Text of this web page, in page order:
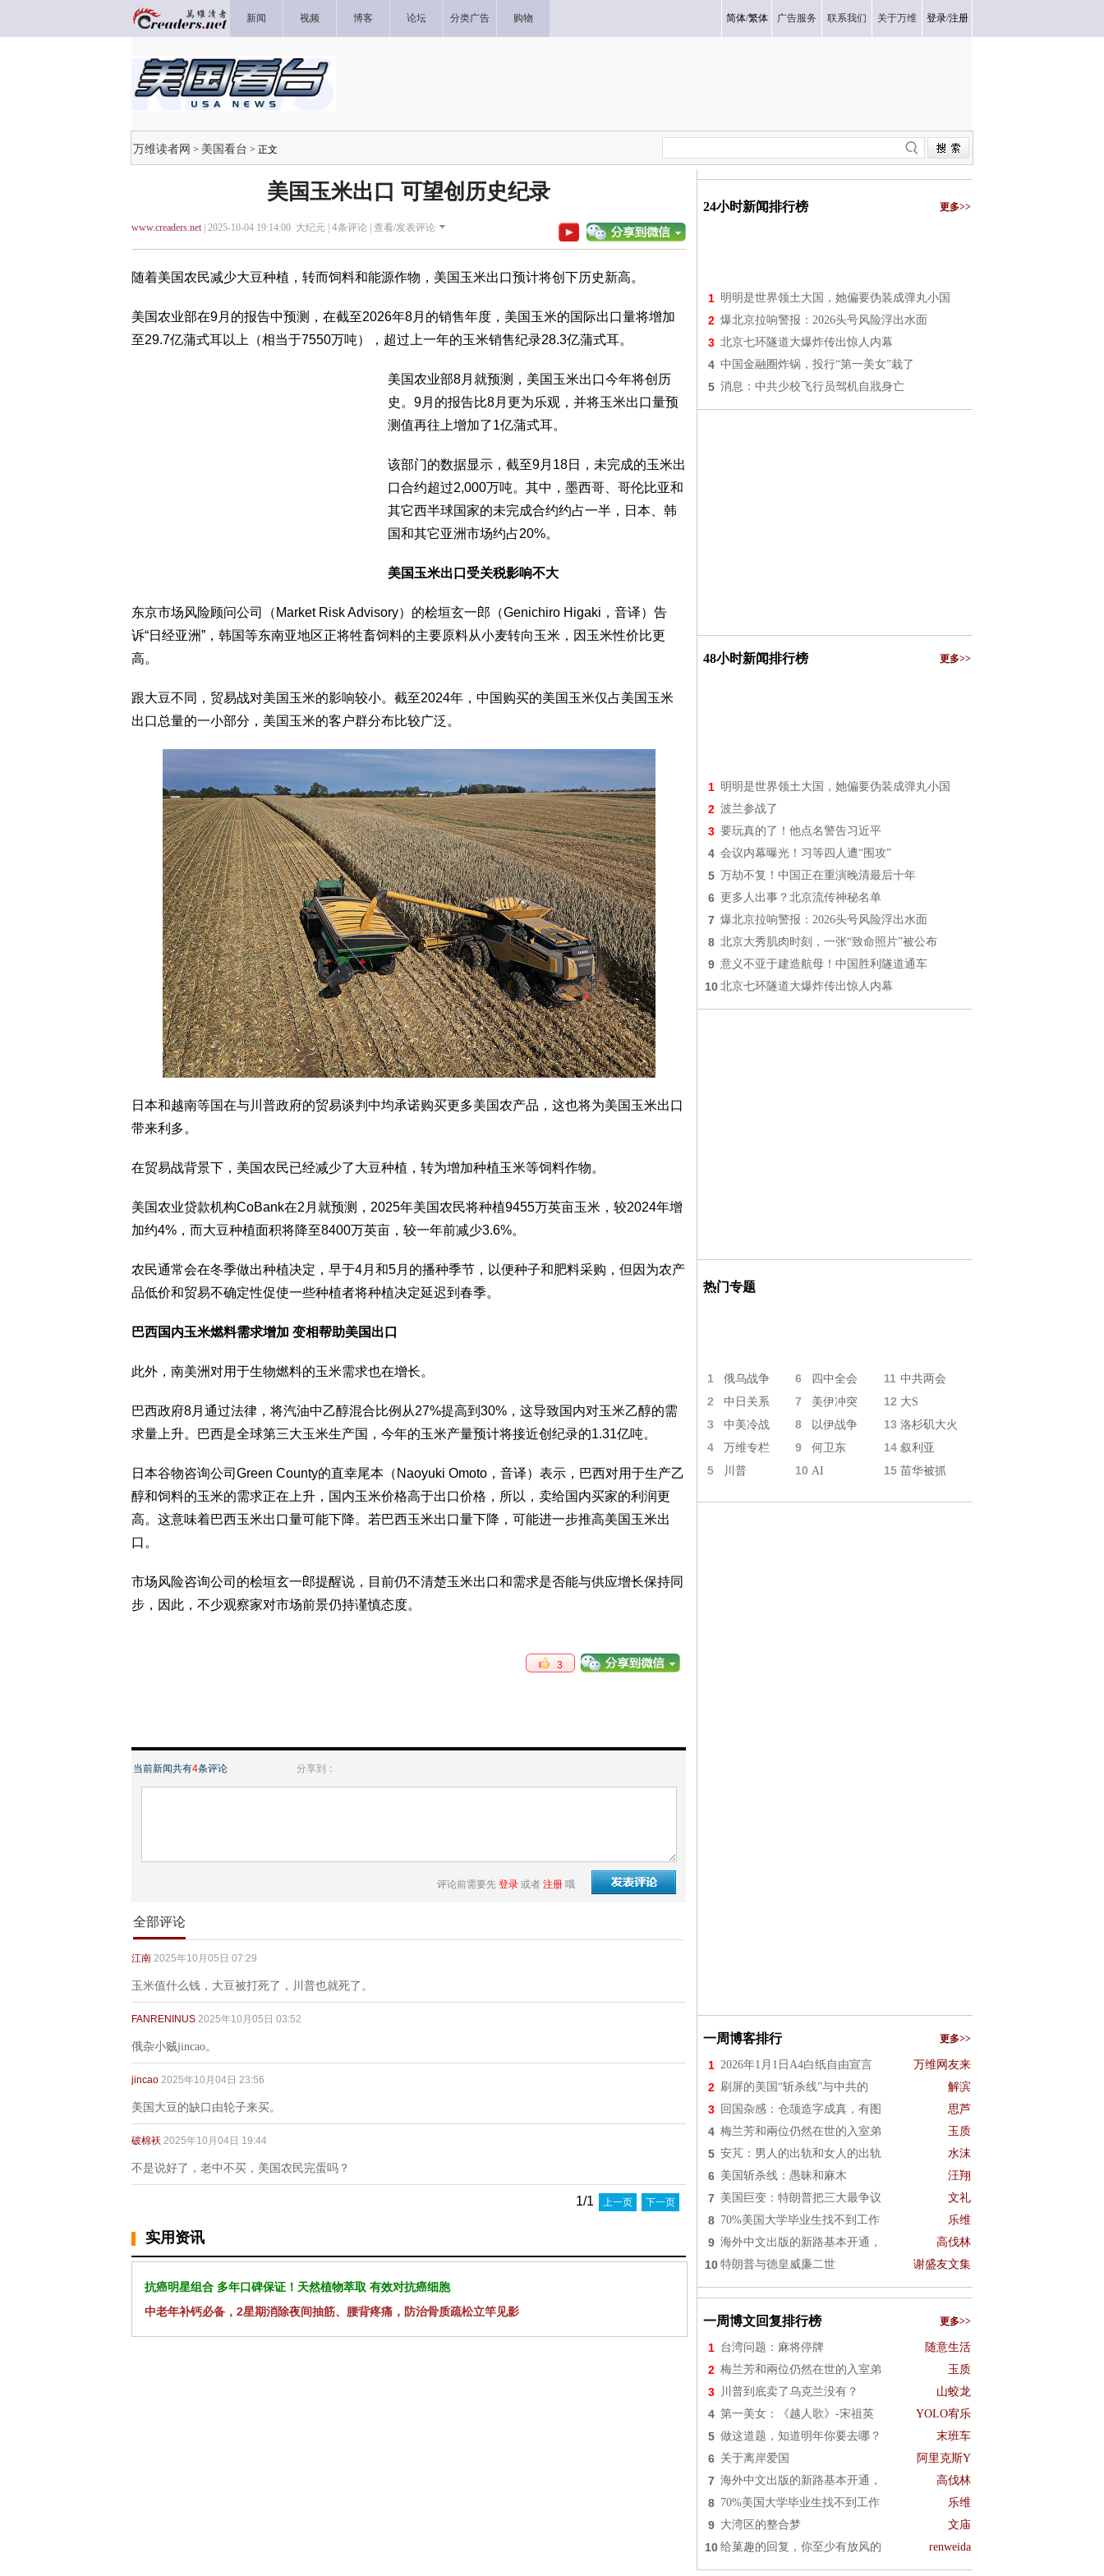
新闻 视频 博客 论坛 分类广告 购物 简体/繁体 广告服务 联系我们 关于万维 登录/注册
万维读者网 > 美国看台 > 正文
美国玉米出口 可望创历史纪录
www.creaders.net| 2025-10-04 19:14:00 大纪元 | 4条评论 | 查看/发表评论
随着美国农民减少大豆种植，转而饲料和能源作物，美国玉米出口预计将创下历史新高。
美国农业部在9月的报告中预测，在截至2026年8月的销售年度，美国玉米的国际出口量将增加
至29.7亿蒲式耳以上（相当于7550万吨），超过上一年的玉米销售纪录28.3亿蒲式耳。
美国农业部8月就预测，美国玉米出口今年将创历
史。9月的报告比8月更为乐观，并将玉米出口量预
测值再往上增加了1亿蒲式耳。
该部门的数据显示，截至9月18日，未完成的玉米出
口合约超过2,000万吨。其中，墨西哥、哥伦比亚和
其它西半球国家的未完成合约约占一半，日本、韩
国和其它亚洲市场约占20%。
美国玉米出口受关税影响不大
东京市场风险顾问公司（Market Risk Advisory）的桧垣玄一郎（Genichiro Higaki，音译）告
诉“日经亚洲”，韩国等东南亚地区正将牲畜饲料的主要原料从小麦转向玉米，因玉米性价比更
高。
跟大豆不同，贸易战对美国玉米的影响较小。截至2024年，中国购买的美国玉米仅占美国玉米
出口总量的一小部分，美国玉米的客户群分布比较广泛。
日本和越南等国在与川普政府的贸易谈判中均承诺购买更多美国农产品，这也将为美国玉米出口
带来利多。
在贸易战背景下，美国农民已经减少了大豆种植，转为增加种植玉米等饲料作物。
美国农业贷款机构CoBank在2月就预测，2025年美国农民将种植9455万英亩玉米，较2024年增
加约4%，而大豆种植面积将降至8400万英亩，较一年前减少3.6%。
农民通常会在冬季做出种植决定，早于4月和5月的播种季节，以便种子和肥料采购，但因为农产
品低价和贸易不确定性促使一些种植者将种植决定延迟到春季。
巴西国内玉米燃料需求增加 变相帮助美国出口
此外，南美洲对用于生物燃料的玉米需求也在增长。
巴西政府8月通过法律，将汽油中乙醇混合比例从27%提高到30%，这导致国内对玉米乙醇的需
求量上升。巴西是全球第三大玉米生产国，今年的玉米产量预计将接近创纪录的1.31亿吨。
日本谷物咨询公司Green County的直幸尾本（Naoyuki Omoto，音译）表示，巴西对用于生产乙
醇和饲料的玉米的需求正在上升，国内玉米价格高于出口价格，所以，卖给国内买家的利润更
高。这意味着巴西玉米出口量可能下降。若巴西玉米出口量下降，可能进一步推高美国玉米出
口。
市场风险咨询公司的桧垣玄一郎提醒说，目前仍不清楚玉米出口和需求是否能与供应增长保持同
步，因此，不少观察家对市场前景仍持谨慎态度。
3
当前新闻共有4条评论 分享到：
评论前需要先 登录 或者 注册 哦
全部评论
江南 2025年10月05日 07:29
玉米值什么钱，大豆被打死了，川普也就死了。
FANRENINUS 2025年10月05日 03:52
俄杂小贼jincao。
jincao 2025年10月04日 23:56
美国大豆的缺口由轮子来买。
破棉袄 2025年10月04日 19:44
不是说好了，老中不买，美国农民完蛋吗？
1/1 上一页 下一页
实用资讯
抗癌明星组合 多年口碑保证！天然植物萃取 有效对抗癌细胞
中老年补钙必备，2星期消除夜间抽筋、腰背疼痛，防治骨质疏松立竿见影
24小时新闻排行榜 更多>>
1 明明是世界领土大国，她偏要伪装成弹丸小国
2 爆北京拉响警报：2026头号风险浮出水面
3 北京七环隧道大爆炸传出惊人内幕
4 中国金融圈炸锅，投行“第一美女”栽了
5 消息：中共少校飞行员驾机自戕身亡
48小时新闻排行榜 更多>>
1 明明是世界领土大国，她偏要伪装成弹丸小国
2 波兰参战了
3 要玩真的了！他点名警告习近平
4 会议内幕曝光！习等四人遭“围攻”
5 万劫不复！中国正在重演晚清最后十年
6 更多人出事？北京流传神秘名单
7 爆北京拉响警报：2026头号风险浮出水面
8 北京大秀肌肉时刻，一张“致命照片”被公布
9 意义不亚于建造航母！中国胜利隧道通车
10 北京七环隧道大爆炸传出惊人内幕
热门专题
1 俄乌战争 6 四中全会 11 中共两会
2 中日关系 7 美伊冲突 12 大S
3 中美冷战 8 以伊战争 13 洛杉矶大火
4 万维专栏 9 何卫东 14 叙利亚
5 川普 10 AI 15 苗华被抓
一周博客排行 更多>>
1 2026年1月1日A4白纸自由宣言 万维网友来
2 刷屏的美国“斩杀线”与中共的 解滨
3 回国杂感：仓颉造字成真，有图 思芦
4 梅兰芳和兩位仍然在世的入室弟 玉质
5 安芃：男人的出轨和女人的出轨 水沫
6 美国斩杀线：愚昧和麻木 汪翔
7 美国巨变：特朗普把三大最争议 文礼
8 70%美国大学毕业生找不到工作 乐维
9 海外中文出版的新路基本开通， 高伐林
10 特朗普与德皇威廉二世 谢盛友文集
一周博文回复排行榜 更多>>
1 台湾问题：麻将停牌 随意生活
2 梅兰芳和兩位仍然在世的入室弟 玉质
3 川普到底卖了乌克兰没有？ 山蛟龙
4 第一美女：《越人歌》-宋祖英 YOLO宥乐
5 做这道题，知道明年你要去哪？ 末班车
6 关于离岸爱国 阿里克斯Y
7 海外中文出版的新路基本开通， 高伐林
8 70%美国大学毕业生找不到工作 乐维
9 大湾区的整合梦 文庙
10 给菓趣的回复，你至少有放风的 renweida